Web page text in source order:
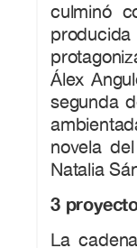
culminó
Álex
segunda
novela
Natalia
3
La